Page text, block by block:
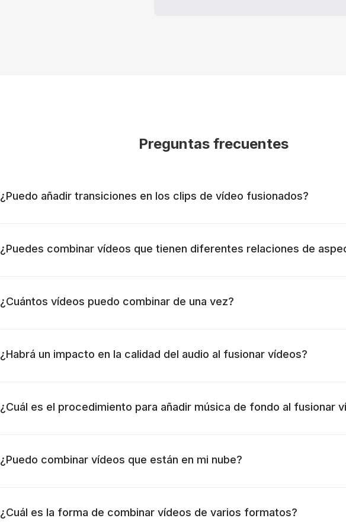
Preguntas frecuentes
¿Puedo añadir transiciones en los clips de vídeo fusionados?
¿Puedes combinar vídeos que tienen diferentes relaciones de
¿Cuántos vídeos puedo combinar de una vez?
¿Habrá un impacto en la calidad del audio al fusionar vídeos?
¿Cuál es el procedimiento para añadir música de fondo al fusionar
¿Puedo combinar vídeos que están en mi nube?
¿Cuál es la forma de combinar vídeos de varios formatos?